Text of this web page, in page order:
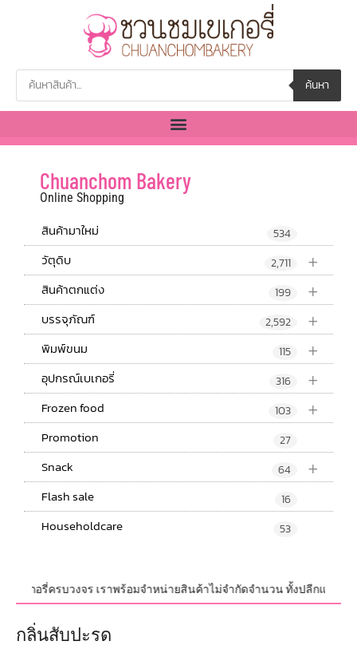
ค้นหา
Chuanchom Bakery
Online Shopping
สินค้ามาใหม่ 534
+
วัตุดิบ 2,711
+
สินค้าตกแต่ง 199
+
บรรจุภัณฑ์ 2,592
+
พิมพ์ขนม 115
+
อุปกรณ์เบเกอรี่ 316
+
Frozen food 103
Promotion 27
+
Snack 64
Flash sale 16
Householdcare 53
เกอรี่ครบวงจร เราพร้อมจำหน่ายสินค้าไม่จำกัดจำนวน ทั้งปลีกและส่ง
กลิ่นสับปะรด